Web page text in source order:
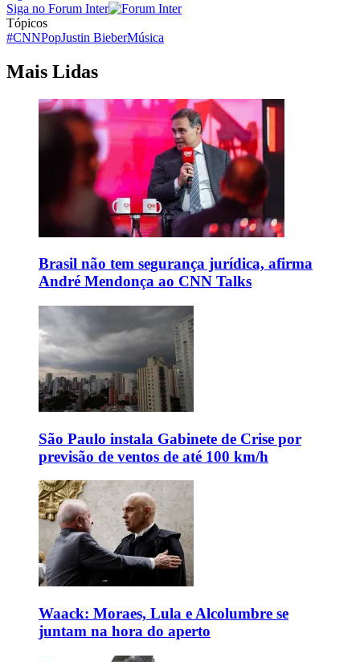
Siga no Forum Inter
Tópicos
#CNNPopJustin BieberMúsica
Mais Lidas
Brasil não tem segurança jurídica, afirma
André Mendonça ao CNN Talks
São Paulo instala Gabinete de Crise por
previsão de ventos de até 100 km/h
Waack: Moraes, Lula e Alcolumbre se
juntam na hora do aperto